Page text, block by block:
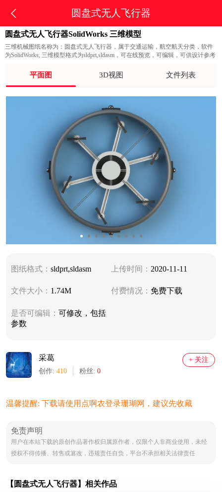
圆盘式无人飞行器
圆盘式无人飞行器SolidWorks 三维模型
三维机械图纸名称为：圆盘式无人飞行器，属于交通运输，航空航天分类，软件
为SolidWorks, 三维模型格式为sldprt,sldasm，可在线预览，可编辑，可供设计参考
平面图 3D视图 文件列表
图纸格式： sldprt,sldasm 上传时间： 2020-11-11
文件大小： 1.74M 付费情况： 免费下载
是否可编辑： 可修改，包括
参数
采葛
创作: 410 粉丝: 0
+ 关注
温馨提醒: 下载请使用点啊农登录珊瑚网，建议先收藏
免责声明
用户在本站下载的原创作品著作权归属原作者，仅限个人非商业使用，未经
授权不得传播、转售或篡改，违规责任自负，平台不承担相关法律责任
【圆盘式无人飞行器】相关作品